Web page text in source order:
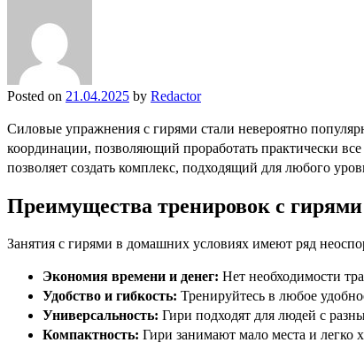
Posted on 21.04.2025 by Redactor
Силовые упражнения с гирями стали невероятно
координации, позволяющий проработать практически
позволяет создать комплекс, подходящий для любого
Преимущества тренировок с
Занятия с гирями в домашних условиях имеют ряд
Экономия времени и денег: Нет необходимости
Удобство и гибкость: Тренируйтесь в любое
Универсальность: Гири подходят для людей с
Компактность: Гири занимают мало места и легко